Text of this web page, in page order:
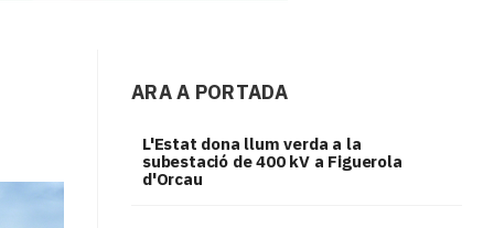
ARA A PORTADA
L'Estat dona llum verda a la
subestació de 400 kV a Figuerola
d'Orcau